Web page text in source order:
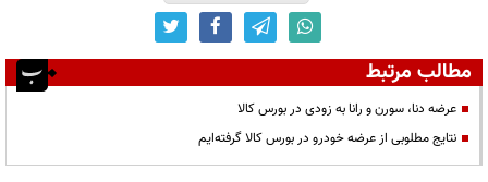
مطالب مرتبط
عرضه دنا، سورن و رانا به زودی در بورس کالا
نتایج مطلوبی از عرضه خودرو در بورس کالا گرفته‌ایم